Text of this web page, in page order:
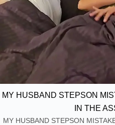
MY HUSBAND STEPSON
IN THE
MY HUSBAND STEPSON